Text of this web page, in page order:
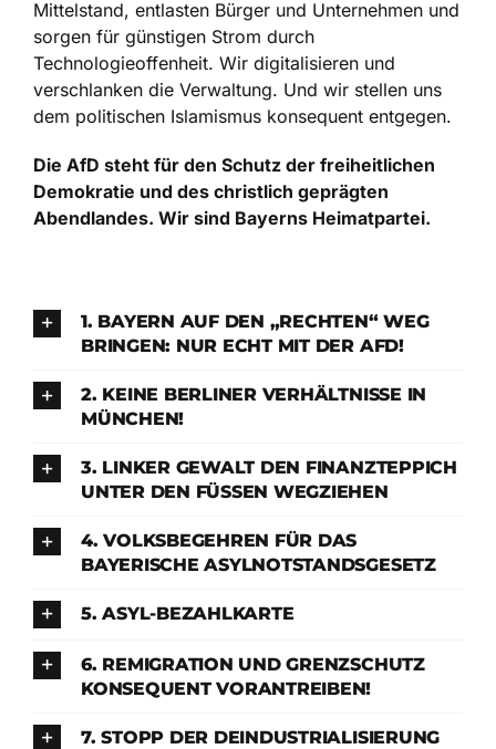
Mittelstand, entlasten Bürger und Unternehmen und
sorgen für günstigen Strom durch
Technologieoffenheit. Wir digitalisieren und
verschlanken die Verwaltung. Und wir stellen uns
dem politischen Islamismus konsequent entgegen.
Die AfD steht für den Schutz der freiheitlichen
Demokratie und des christlich geprägten
Abendlandes. Wir sind Bayerns Heimatpartei.
1. BAYERN AUF DEN „RECHTEN“ WEG
BRINGEN: NUR ECHT MIT DER AFD!
2. KEINE BERLINER VERHÄLTNISSE IN
MÜNCHEN!
3. LINKER GEWALT DEN FINANZTEPPICH
UNTER DEN FÜSSEN WEGZIEHEN
4. VOLKSBEGEHREN FÜR DAS
BAYERISCHE ASYLNOTSTANDSGESETZ
5. ASYL-BEZAHLKARTE
6. REMIGRATION UND GRENZSCHUTZ
KONSEQUENT VORANTREIBEN!
7. STOPP DER DEINDUSTRIALISIERUNG